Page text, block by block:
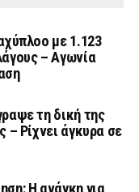
με 1.123
– Αγωνία
τη δική της
– Ρίχνει άγκυρα σε
Η ανάγκη για